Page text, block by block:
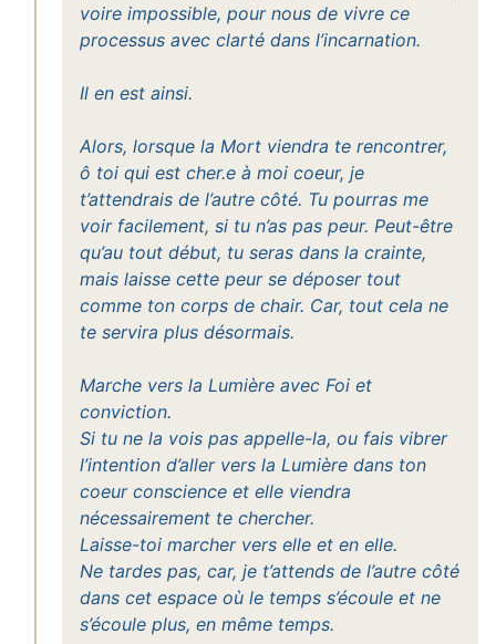
voire impossible, pour nous de vivre ce
processus avec clarté dans l’incarnation.
Il en est ainsi.
Alors, lorsque la Mort viendra te rencontrer,
ô toi qui est cher.e à moi coeur, je
t’attendrais de l’autre côté. Tu pourras me
voir facilement, si tu n’as pas peur. Peut-être
qu’au tout début, tu seras dans la crainte,
mais laisse cette peur se déposer tout
comme ton corps de chair. Car, tout cela ne
te servira plus désormais.
Marche vers la Lumière avec Foi et
conviction.
Si tu ne la vois pas appelle-la, ou fais vibrer
l’intention d’aller vers la Lumière dans ton
coeur conscience et elle viendra
nécessairement te chercher.
Laisse-toi marcher vers elle et en elle.
Ne tardes pas, car, je t’attends de l’autre côté
dans cet espace où le temps s’écoule et ne
s’écoule plus, en même temps.